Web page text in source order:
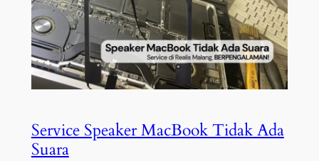
Service Speaker MacBook Tidak Ada
Suara